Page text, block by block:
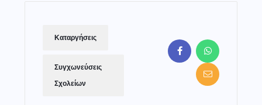
Καταργήσεις
Συγχωνεύσεις
Σχολείων